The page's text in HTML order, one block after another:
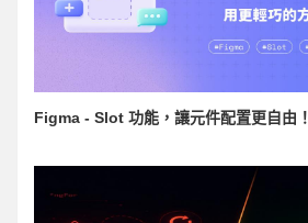
Figma - Slot 功能，讓元件配置更自由！